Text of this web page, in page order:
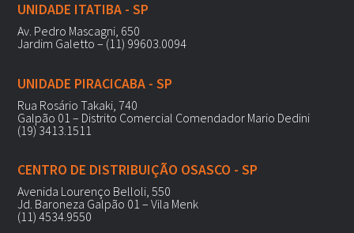
UNIDADE ITATIBA - SP
Av. Pedro Mascagni, 650
Jardim Galetto – (11) 99603.0094
UNIDADE PIRACICABA - SP
Rua Rosário Takaki, 740
Galpão 01 – Distrito Comercial Comendador Mario Dedini
(19) 3413.1511
CENTRO DE DISTRIBUIÇÃO OSASCO - SP
Avenida Lourenço Belloli, 550
Jd. Baroneza Galpão 01 – Vila Menk
(11) 4534.9550